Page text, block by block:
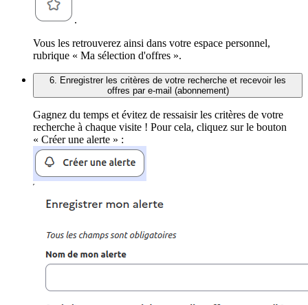
.
Vous les retrouverez ainsi dans votre espace personnel,
rubrique « Ma sélection d'offres ».
6. Enregistrer les critères de votre recherche et recevoir les
offres par e-mail (abonnement)
Gagnez du temps et évitez de ressaisir les critères de votre
recherche à chaque visite ! Pour cela, cliquez sur le bouton
« Créer une alerte » :